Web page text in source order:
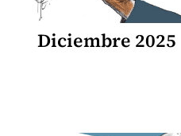
Diciembre 2025